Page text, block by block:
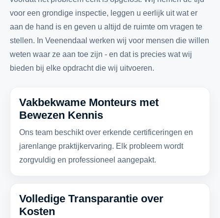
voor een grondige inspectie, leggen u eerlijk uit wat er
aan de hand is en geven u altijd de ruimte om vragen te
stellen. In Veenendaal werken wij voor mensen die willen
weten waar ze aan toe zijn - en dat is precies wat wij
bieden bij elke opdracht die wij uitvoeren.
Vakbekwame Monteurs met
Bewezen Kennis
Ons team beschikt over erkende certificeringen en
jarenlange praktijkervaring. Elk probleem wordt
zorgvuldig en professioneel aangepakt.
Volledige Transparantie over
Kosten